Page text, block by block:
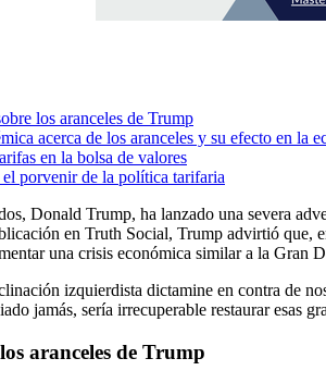
los aranceles de Trump
acerca de los aranceles y su efecto en la
en la bolsa de valores
porvenir de la política tarifaria
Donald Trump, ha lanzado una severa
en Truth Social, Trump advirtió que,
una crisis económica similar a la Gran
izquierdista dictamine en contra de
jamás, sería irrecuperable restaurar
aranceles de Trump